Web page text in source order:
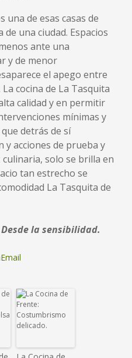
una de esas casas de
una ciudad. Espacios
ante una
y de menor
el apego entre
cocina de La Tasquita
calidad y en permitir
mínimas y
detrás de sí
y acciones de prueba y
solo se brilla en
tan estrecho se
La Tasquita de
la sensibilidad.